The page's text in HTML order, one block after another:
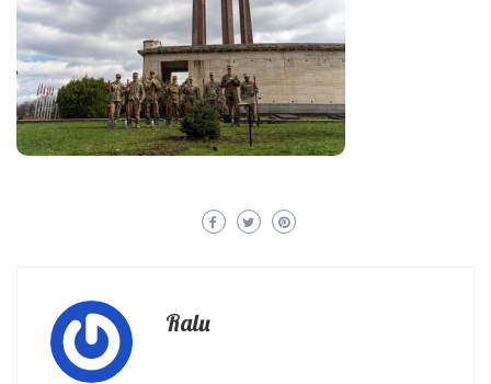
Ralu